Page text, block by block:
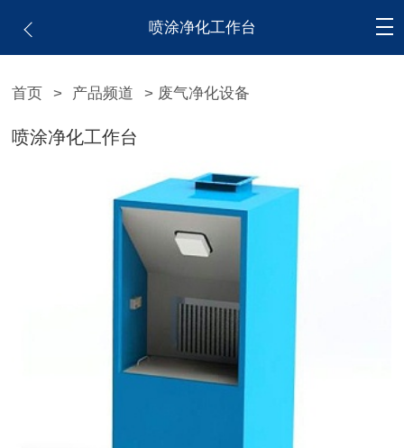
喷涂净化工作台
首页 > 产品频道 > 废气净化设备
喷涂净化工作台